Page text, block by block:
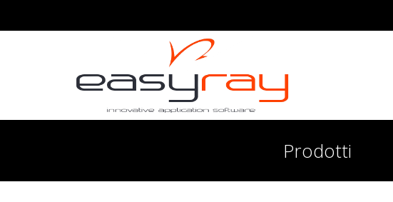
Prodotti
Commercio Commercio